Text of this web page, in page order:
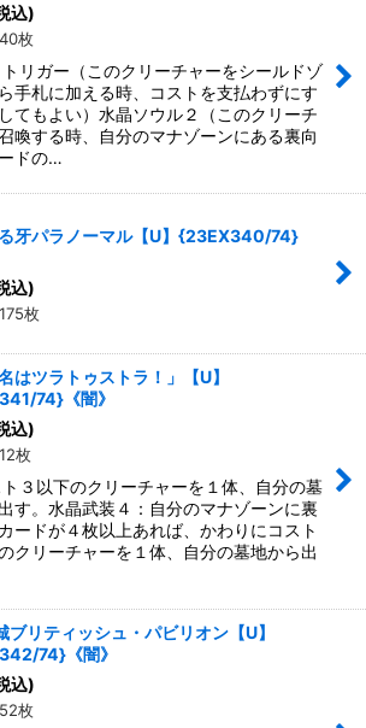
込)
枚
リガー（このクリーチャーをシールドゾ
手札に加える時、コストを支払わずにす
てもよい）水晶ソウル２（このクリーチ
喚する時、自分のマナゾーンにある裏向
ドの…
牙パラノーマル【U】{23EX340/74}
込)
枚
はツラトゥストラ！」【U】
74}《闇》
込)
枚
３以下のクリーチャーを１体、自分の墓
す。水晶武装４：自分のマナゾーンに裏
ードが４枚以上あれば、かわりにコスト
クリーチャーを１体、自分の墓地から出
ブリティッシュ・パビリオン【U】
74}《闇》
込)
枚